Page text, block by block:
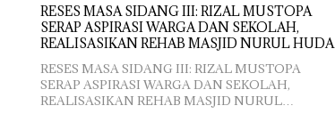
RESES MASA SIDANG III: RIZAL MUSTOPA
SERAP ASPIRASI WARGA DAN SEKOLAH,
REALISASIKAN REHAB MASJID NURUL HUDA
RESES MASA SIDANG III: RIZAL MUSTOPA
SERAP ASPIRASI WARGA DAN SEKOLAH,
REALISASIKAN REHAB MASJID NURUL…